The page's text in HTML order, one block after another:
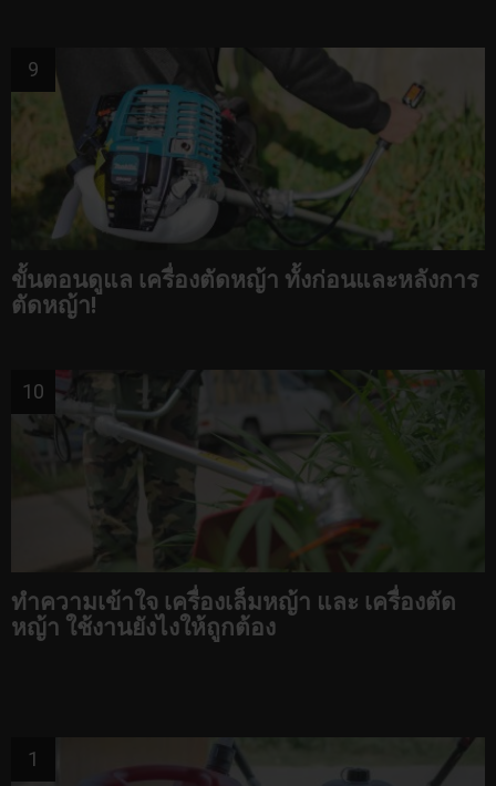
ขั้นตอนดูแล เครื่องตัดหญ้า ทั้งก่อนและหลังการ
ตัดหญ้า!
ทำความเข้าใจ เครื่องเล็มหญ้า และ เครื่องตัด
หญ้า ใช้งานยังไงให้ถูกต้อง